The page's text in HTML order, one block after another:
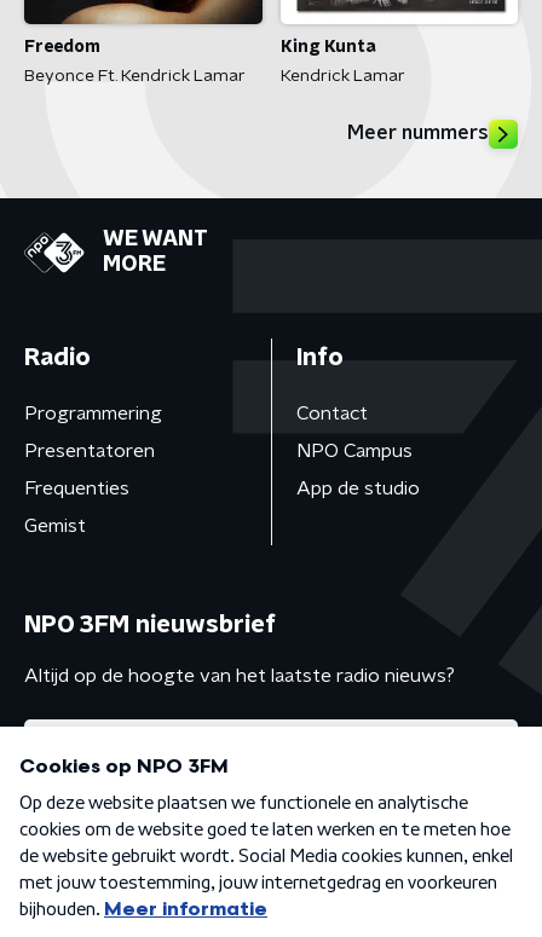
Freedom
Beyonce Ft. Kendrick Lamar
King Kunta
Kendrick Lamar
Meer nummers
WE WANT
MORE
Radio
Programmering
Presentatoren
Frequenties
Gemist
Info
Contact
NPO Campus
App de studio
NPO 3FM nieuwsbrief
Altijd op de hoogte van het laatste radio nieuws?
Algemene voorwaarden Privacybeleid